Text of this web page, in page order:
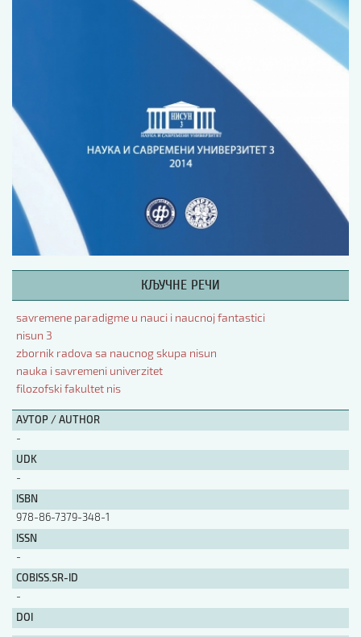
Шаблон прве стране и импресума [B5, ћир]
Шаблон прве стране и импресума [B5, лат]
Шаблон прве стране и импресума [B5, енг]
ПРЕТРАГА ИЗДАЊА
Наслов или део наслова
Кључне речи
Тип издања
АУТОР / AUTHOR
UDK
ISBN
ISSN
COBISS.SR-ID
DOI
КЉУЧНЕ РЕЧИ
savremene paradigme u nauci i naucnoj fantastici
nisun 3
zbornik radova sa naucnog skupa nisun
nauka i savremeni univerzitet
filozofski fakultet nis
АУТОР / AUTHOR
-
UDK
-
ISBN
978-86-7379-348-1
ISSN
-
COBISS.SR-ID
-
DOI